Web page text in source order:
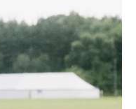
nečijim gestom
koliko joj je
osobu koja ih ostavlja
i veoma snažna.